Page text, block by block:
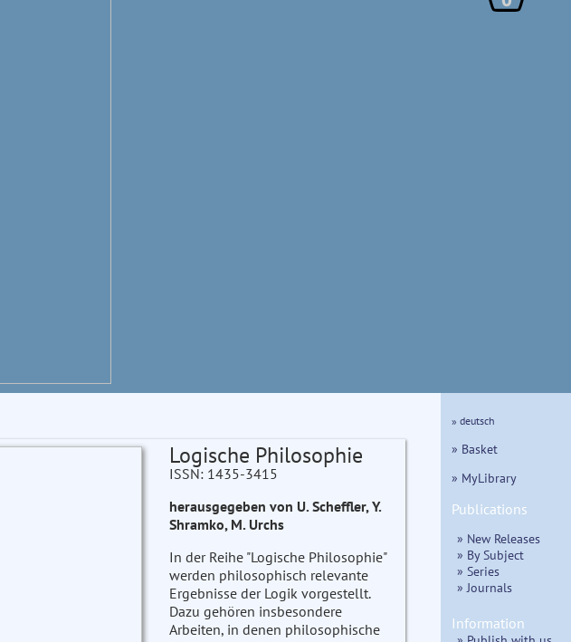
Logische Philosophie
ISSN: 1435-3415
herausgegeben von U. Scheffler, Y.
Shramko, M. Urchs
In der Reihe "Logische Philosophie"
werden philosophisch relevante
Ergebnisse der Logik vorgestellt.
Dazu gehören insbesondere
Arbeiten, in denen philosophische
» deutsch
» Basket
» MyLibrary
Publications
» New Releases
» By Subject
» Series
» Journals
Information